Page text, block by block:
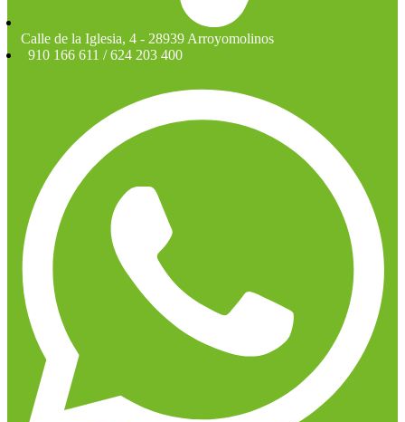
Calle de la Iglesia, 4 - 28939 Arroyomolinos
910 166 611 / 624 203 400